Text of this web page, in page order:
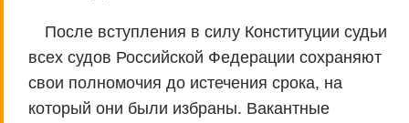
После вступления в силу Конституции судьи
всех судов Российской Федерации сохраняют
свои полномочия до истечения срока, на
который они были избраны. Вакантные